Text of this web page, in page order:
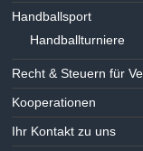
Handballsport
Handballturniere
Recht & Steuern für
Kooperationen
Ihr Kontakt zu uns